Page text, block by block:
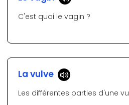
C'est quoi le vagin ?
La vulve
Les différentes parties d'une